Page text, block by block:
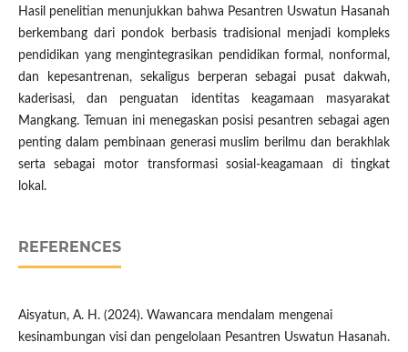
Hasil penelitian menunjukkan bahwa Pesantren Uswatun Hasanah
berkembang dari pondok berbasis tradisional menjadi kompleks
pendidikan yang mengintegrasikan pendidikan formal, nonformal,
dan kepesantrenan, sekaligus berperan sebagai pusat dakwah,
kaderisasi, dan penguatan identitas keagamaan masyarakat
Mangkang. Temuan ini menegaskan posisi pesantren sebagai agen
penting dalam pembinaan generasi muslim berilmu dan berakhlak
serta sebagai motor transformasi sosial-keagamaan di tingkat
lokal.​
REFERENCES
Aisyatun, A. H. (2024). Wawancara mendalam mengenai
kesinambungan visi dan pengelolaan Pesantren Uswatun Hasanah.